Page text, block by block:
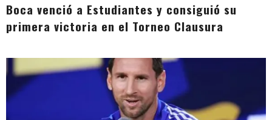
Boca venció a Estudiantes y consiguió su
primera victoria en el Torneo Clausura